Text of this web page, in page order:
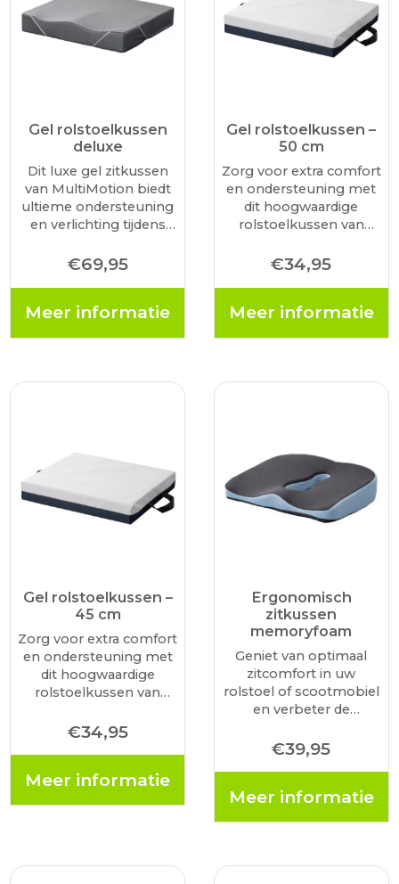
Gel rolstoelkussen
deluxe
Dit luxe gel zitkussen
van MultiMotion biedt
ultieme ondersteuning
en verlichting tijdens
Dankzij het
ergonomische ontwerp
schuim ervaart u
€69,95
Meer informatie
Gel rolstoelkussen –
50 cm
Zorg voor extra comfort
en ondersteuning met
dit hoogwaardige
rolstoelkussen van
hoogwaardige gelkern
zit u altijd koel en
langdurig gebruik. Koel
€34,95
Meer informatie
Gel rolstoelkussen –
45 cm
Zorg voor extra comfort
en ondersteuning met
dit hoogwaardige
rolstoelkussen van
innovatieve gelkern zit u
altijd koel en
langdurig gebruik. Koel
€34,95
Meer informatie
Ergonomisch
zitkussen
memoryfoam
Geniet van optimaal
zitcomfort in uw
rolstoel of scootmobiel
en verbeter de
Dankzij het
ergonomische ontwerp
memoryfoam biedt dit
zitkussen is 45 cm
€39,95
Meer informatie